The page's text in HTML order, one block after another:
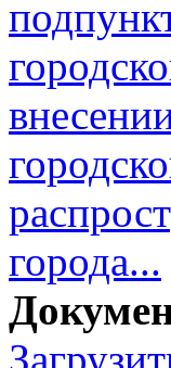
города...